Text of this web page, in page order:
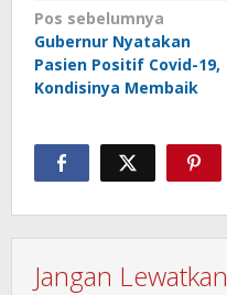
Navigasi
pos
Pos sebelumnya
Gubernur Nyatakan
Pasien Positif Covid-19,
Kondisinya Membaik
Jangan Lewatkan